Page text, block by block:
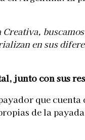
en sus
junto con sus
que cuenta
de la